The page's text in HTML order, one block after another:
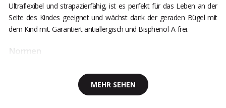
Ultraflexibel und strapazierfähig, ist es perfekt für das Leben an der
Seite des Kindes geeignet und wächst dank der geraden Bügel mit
dem Kind mit. Garantiert antiallergisch und Bisphenol-A-frei.
Normen
MEHR SEHEN